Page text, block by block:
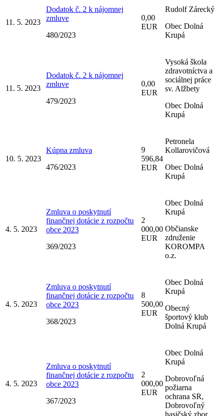
11. 5. 2023
Dodatok č. 2 k nájomnej
zmluve
480/2023
0,00
EUR
Rudolf Zárecký
Obec Dolná
Krupá
11. 5. 2023
Dodatok č. 2 k nájomnej
zmluve
479/2023
0,00
EUR
Vysoká škola
zdravotníctva a
sociálnej práce
sv. Alžbety
Obec Dolná
Krupá
10. 5. 2023
Kúpna zmluva
476/2023
9
596,84
EUR
Petronela
Kollarovičová
Obec Dolná
Krupá
4. 5. 2023
Zmluva o poskytnutí
finančnej dotácie z rozpočtu
obce 2023
369/2023
2
000,00
EUR
Obec Dolná
Krupá
Občianske
združenie
KOROMPA
o.z.
4. 5. 2023
Zmluva o poskytnutí
finančnej dotácie z rozpočtu
obce 2023
368/2023
8
500,00
EUR
Obec Dolná
Krupá
Obecný
športový klub
Dolná Krupá
4. 5. 2023
Zmluva o poskytnutí
finančnej dotácie z rozpočtu
obce 2023
367/2023
2
000,00
EUR
Obec Dolná
Krupá
Dobrovoľná
požiarna
ochrana SR,
Dobrovoľný
hasičský zbor